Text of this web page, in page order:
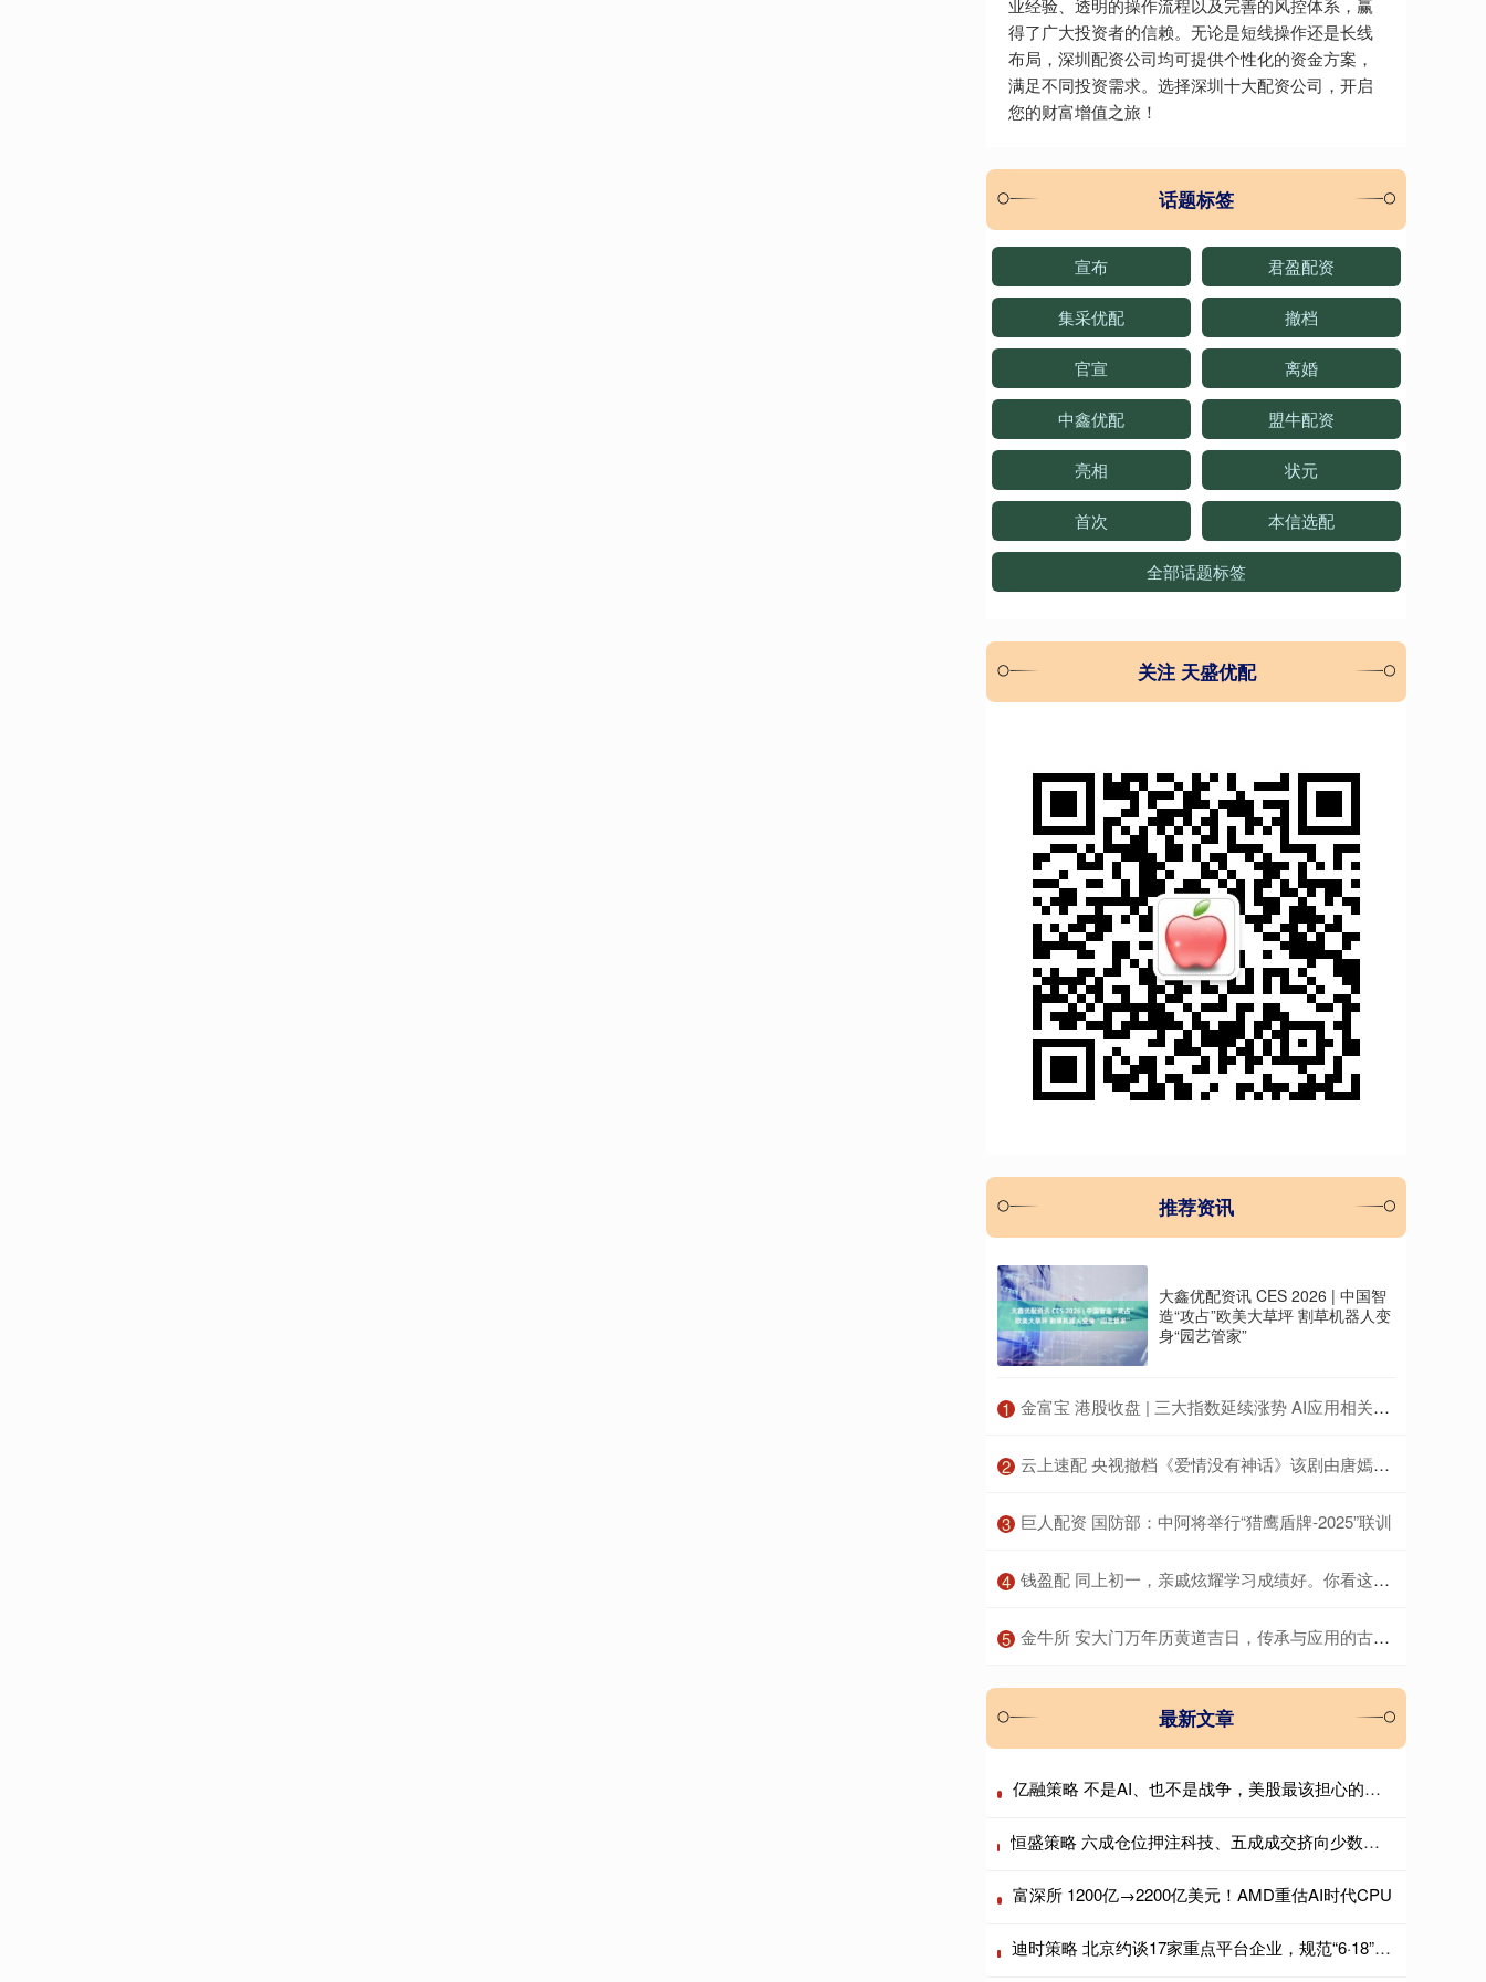
业经验、透明的操作流程以及完善的风控体系，赢
得了广大投资者的信赖。无论是短线操作还是长线
布局，深圳配资公司均可提供个性化的资金方案，
满足不同投资需求。选择深圳十大配资公司，开启
您的财富增值之旅！
话题标签
宣布 君盈配资
集采优配 撤档
官宣 离婚
中鑫优配 盟牛配资
亮相 状元
首次 本信选配
全部话题标签
关注 天盛优配
推荐资讯
大鑫优配资讯 CES 2026 | 中国智
造“攻占”欧美大草坪 割草机器人变
身“园艺管家”
1 ​金富宝 港股收盘 | 三大指数延续涨势 AI应用相关个股引市场关注
2 ​云上速配 央视撤档《爱情没有神话》该剧由唐嫣赵又廷主演
3 ​巨人配资 国防部：中阿将举行“猎鹰盾牌-2025”联训
4 ​钱盈配 同上初一，亲戚炫耀学习成绩好。你看这位宝妈如何怼回去……
5 ​金牛所 安大门万年历黄道吉日，传承与应用的古老智慧
最新文章
亿融策略 不是AI、也不是战争，美股最该担心的是日本?
恒盛策略 六成仓位押注科技、五成成交挤向少数个股，AI抱团行情会重演历史瓦解吗？
富深所 1200亿→2200亿美元！AMD重估AI时代CPU
迪时策略 北京约谈17家重点平台企业，规范“6·18”期间平台经营行为